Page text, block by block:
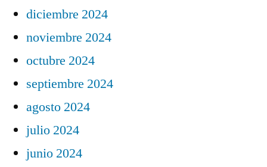
diciembre 2024
noviembre 2024
octubre 2024
septiembre 2024
agosto 2024
julio 2024
junio 2024